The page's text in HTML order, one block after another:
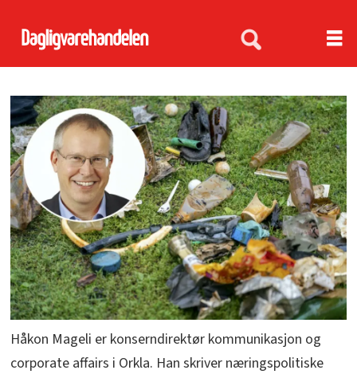
Håkon Mageli er konserndirektør kommunikasjon og
corporate affairs i Orkla. Han skriver næringspolitiske